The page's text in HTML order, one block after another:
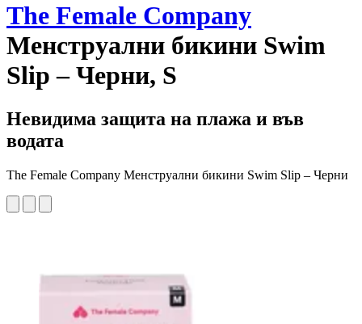
The Female Company
Менструални бикини Swim
Slip – Черни, S
Невидима защита на плажа и във
водата
The Female Company Менструални бикини Swim Slip – Черни